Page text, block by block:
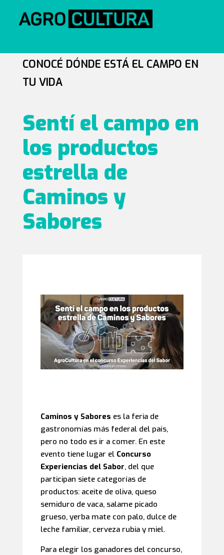
CONOCÉ DÓNDE ESTÁ EL CAMPO EN
TU VIDA
Sentí el campo en
los productos
estrella de
Caminos y
Sabores
Caminos y Sabores es la feria de
gastronomías más federal del país,
pero no todo es ir a comer. En este
evento tiene lugar el Concurso
Experiencias del Sabor, del que
participan siete categorías de
productos: aceite de oliva, queso
semiduro de vaca, salame picado
grueso, yerba mate con palo, dulce de
leche familiar, cerveza rubia y miel.
Para elegir los ganadores del concurso,